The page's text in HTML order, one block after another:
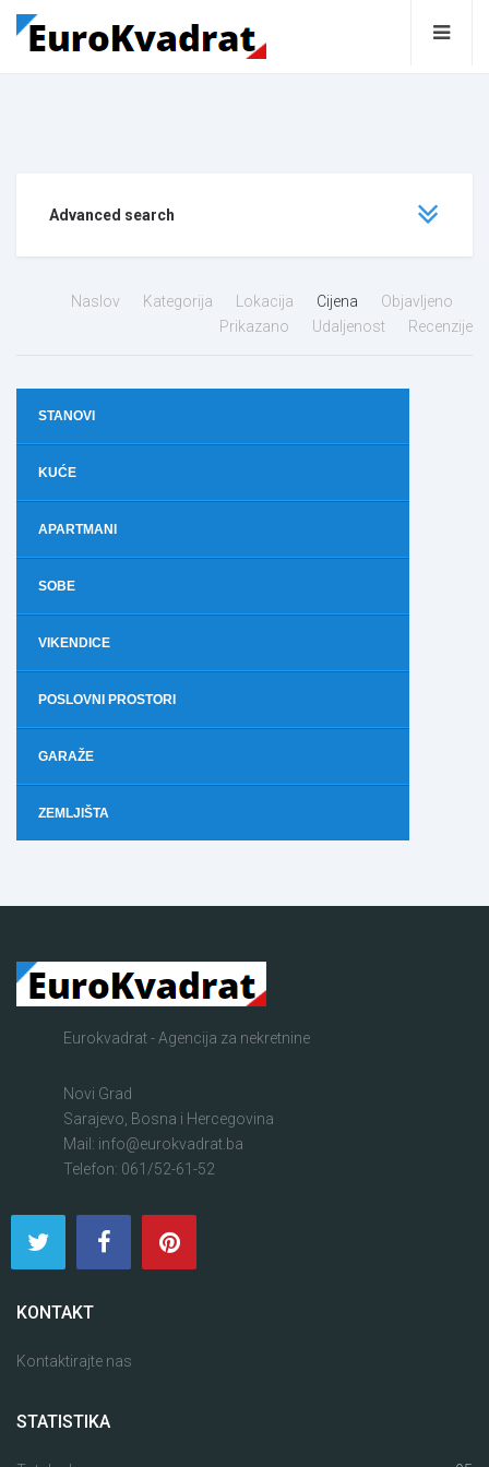
Advanced search
Naslov Kategorija Lokacija Cijena
Objavljeno
Prikazano
Udaljenost Recenzije
STANOVI
KUĆE
APARTMANI
SOBE
VIKENDICE
POSLOVNI PROSTORI
GARAŽE
ZEMLJIŠTA
Eurokvadrat - Agencija za nekretnine
Novi Grad
Sarajevo, Bosna i Hercegovina
Mail: info@eurokvadrat.ba
Telefon: 061/52-61-52
KONTAKT
Kontaktirajte nas
STATISTIKA